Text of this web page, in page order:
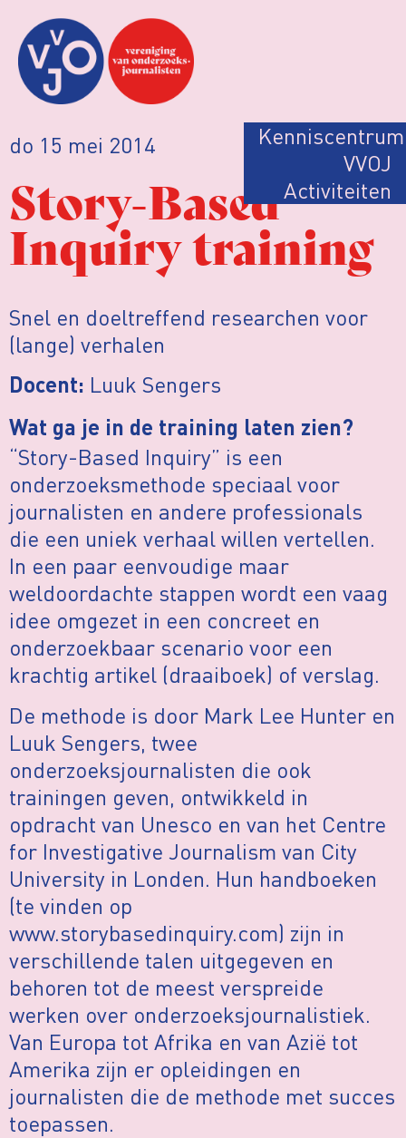
do 15 mei 2014 Kenniscentrum
VVOJ
Activiteiten
Story-Based
Inquiry training
Snel en doeltreffend researchen voor
(lange) verhalen
Docent: Luuk Sengers
Wat ga je in de training laten zien?
“Story-Based Inquiry” is een
onderzoeksmethode speciaal voor
journalisten en andere professionals
die een uniek verhaal willen vertellen.
In een paar eenvoudige maar
weldoordachte stappen wordt een vaag
idee omgezet in een concreet en
onderzoekbaar scenario voor een
krachtig artikel (draaiboek) of verslag.
De methode is door Mark Lee Hunter en
Luuk Sengers, twee
onderzoeksjournalisten die ook
trainingen geven, ontwikkeld in
opdracht van Unesco en van het Centre
for Investigative Journalism van City
University in Londen. Hun handboeken
(te vinden op
www.storybasedinquiry.com) zijn in
verschillende talen uitgegeven en
behoren tot de meest verspreide
werken over onderzoeksjournalistiek.
Van Europa tot Afrika en van Azië tot
Amerika zijn er opleidingen en
journalisten die de methode met succes
toepassen.